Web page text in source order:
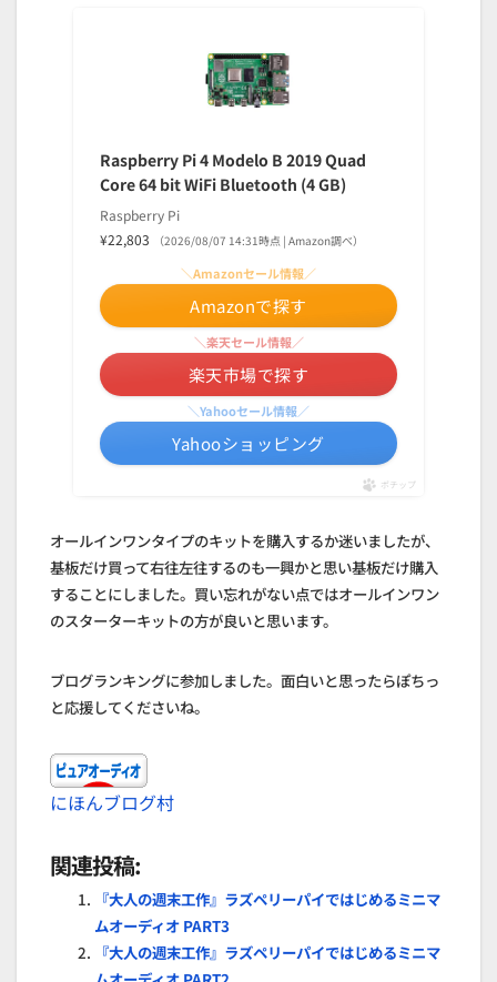
Raspberry Pi 4 Modelo B 2019 Quad
Core 64 bit WiFi Bluetooth (4 GB)
Raspberry Pi
¥22,803
（2026/08/07 14:31時点 | Amazon調べ）
＼Amazonセール情報／
Amazonで探す
＼楽天セール情報／
楽天市場で探す
＼Yahooセール情報／
Yahooショッピング
ポチップ
オールインワンタイプのキットを購入するか迷いましたが、
基板だけ買って右往左往するのも一興かと思い基板だけ購入
することにしました。買い忘れがない点ではオールインワン
のスターターキットの方が良いと思います。
ブログランキングに参加しました。面白いと思ったらぽちっ
と応援してくださいね。
にほんブログ村
関連投稿:
『大人の週末工作』ラズペリーパイではじめるミニマ
ムオーディオ PART3
『大人の週末工作』ラズペリーパイではじめるミニマ